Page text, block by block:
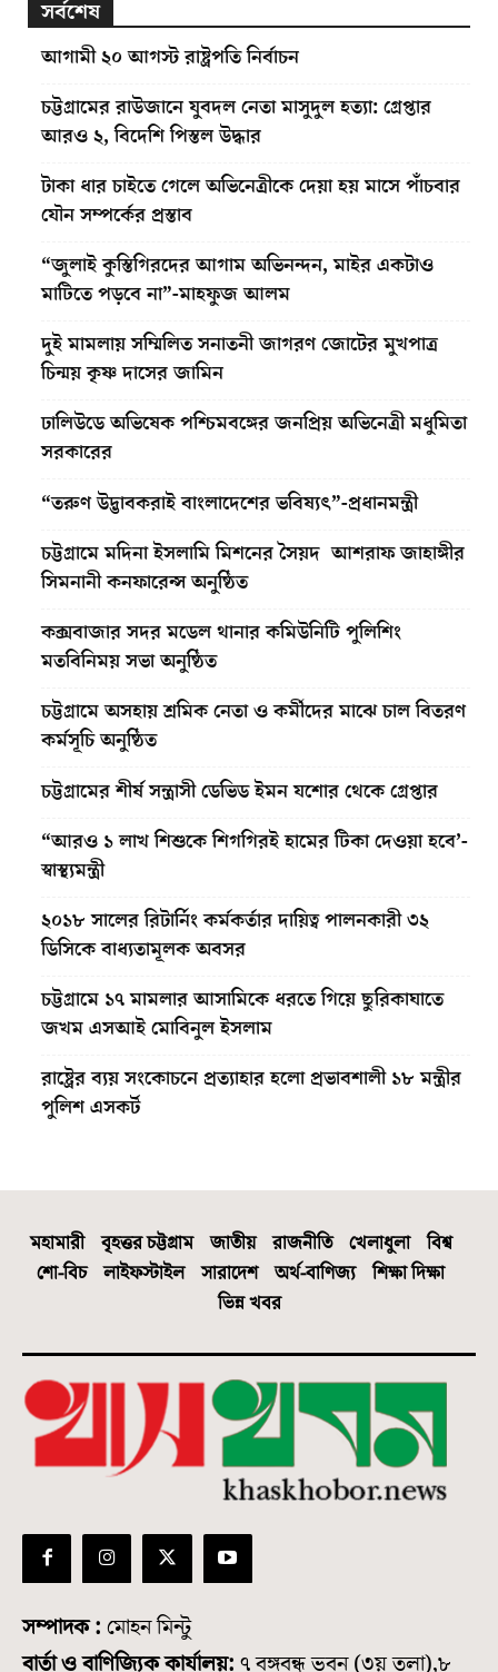
সর্বশেষ
আগামী ২০ আগস্ট রাষ্ট্রপতি নির্বাচন
চট্টগ্রামের রাউজানে যুবদল নেতা মাসুদুল হত্যা: গ্রেপ্তার
আরও ২, বিদেশি পিস্তল উদ্ধার
টাকা ধার চাইতে গেলে অভিনেত্রীকে দেয়া হয় মাসে পাঁচবার
যৌন সম্পর্কের প্রস্তাব
“জুলাই কুস্তিগিরদের আগাম অভিনন্দন, মাইর একটাও
মাটিতে পড়বে না”-মাহফুজ আলম
দুই মামলায় সম্মিলিত সনাতনী জাগরণ জোটের মুখপাত্র
চিন্ময় কৃষ্ণ দাসের জামিন
ঢালিউডে অভিষেক পশ্চিমবঙ্গের জনপ্রিয় অভিনেত্রী মধুমিতা
সরকারের
“তরুণ উদ্ভাবকরাই বাংলাদেশের ভবিষ্যৎ”-প্রধানমন্ত্রী
চট্টগ্রামে মদিনা ইসলামি মিশনের সৈয়দ আশরাফ জাহাঙ্গীর
সিমনানী কনফারেন্স অনুষ্ঠিত
কক্সবাজার সদর মডেল থানার কমিউনিটি পুলিশিং
মতবিনিময় সভা অনুষ্ঠিত
চট্টগ্রামে অসহায় শ্রমিক নেতা ও কর্মীদের মাঝে চাল বিতরণ
কর্মসূচি অনুষ্ঠিত
চট্টগ্রামের শীর্ষ সন্ত্রাসী ডেভিড ইমন যশোর থেকে গ্রেপ্তার
“আরও ১ লাখ শিশুকে শিগগিরই হামের টিকা দেওয়া হবে’-
স্বাস্থ্যমন্ত্রী
২০১৮ সালের রিটার্নিং কর্মকর্তার দায়িত্ব পালনকারী ৩২
ডিসিকে বাধ্যতামূলক অবসর
চট্টগ্রামে ১৭ মামলার আসামিকে ধরতে গিয়ে ছুরিকাঘাতে
জখম এসআই মোবিনুল ইসলাম
রাষ্ট্রের ব্যয় সংকোচনে প্রত্যাহার হলো প্রভাবশালী ১৮ মন্ত্রীর
পুলিশ এসকর্ট
মহামারী বৃহত্তর চট্টগ্রাম জাতীয় রাজনীতি খেলাধুলা
বিশ্ব
শো-বিচ
লাইফস্টাইল সারাদেশ অর্থ-বাণিজ্য
শিক্ষা দিক্ষা
ভিন্ন খবর
সম্পাদক : মোহন মিন্টু
বার্তা ও বাণিজ্যিক কার্যালয়: ৭ বঙ্গবন্ধু ভবন (৩য় তলা),৮